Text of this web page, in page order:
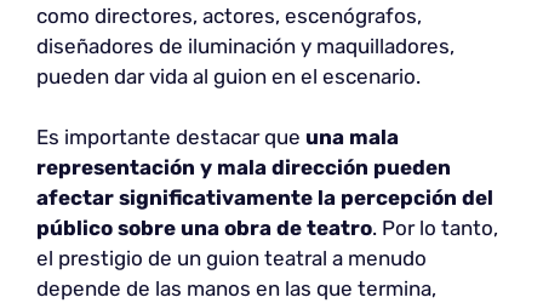
como directores, actores, escenógrafos,
diseñadores de iluminación y maquilladores,
pueden dar vida al guion en el escenario.
Es importante destacar que una mala
representación y mala dirección pueden
afectar significativamente la percepción del
público sobre una obra de teatro. Por lo tanto,
el prestigio de un guion teatral a menudo
depende de las manos en las que termina,